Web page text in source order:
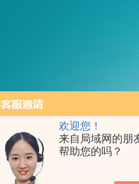
欢迎您！
来自局域网的朋
帮助您的吗？